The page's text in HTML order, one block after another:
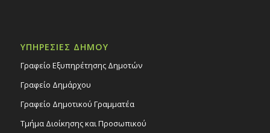
ΥΠΗΡΕΣΙΕΣ ΔΗΜΟΥ
Γραφείο Εξυπηρέτησης Δημοτών
Γραφείο Δημάρχου
Γραφείο Δημοτικού Γραμματέα
Τμήμα Διοίκησης και Προσωπικού